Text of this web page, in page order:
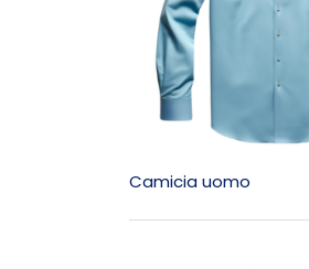
Camicia uomo